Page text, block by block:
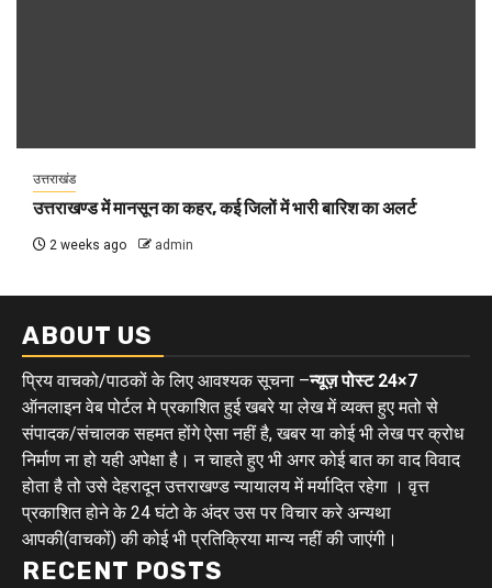
उत्तराखंड
उत्तराखण्ड में मानसून का कहर, कई जिलों में भारी बारिश का अलर्ट
2 weeks ago admin
ABOUT US
प्रिय वाचको/पाठकों के लिए आवश्यक सूचना –न्यूज़ पोस्ट 24×7
ऑनलाइन वेब पोर्टल मे प्रकाशित हुई खबरे या लेख में व्यक्त हुए मतो से
संपादक/संचालक सहमत होंगे ऐसा नहीं है, खबर या कोई भी लेख पर क्रोध
निर्माण ना हो यही अपेक्षा है। न चाहते हुए भी अगर कोई बात का वाद विवाद
होता है तो उसे देहरादून उत्तराखण्ड न्यायालय में मर्यादित रहेगा । वृत्त
प्रकाशित होने के 24 घंटो के अंदर उस पर विचार करे अन्यथा
आपकी(वाचकों) की कोई भी प्रतिक्रिया मान्य नहीं की जाएंगी।
RECENT POSTS